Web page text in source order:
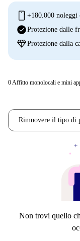
mobile +180.000 noleggi
check_circleProtezione dalle
diamondProtezione dalla
0Affitto monolocali e mini
Rimuovere il tipo di
Non trovi quello